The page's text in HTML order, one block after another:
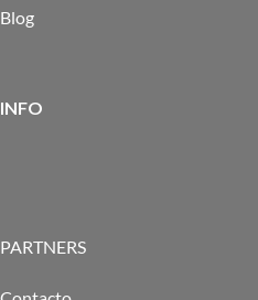
Blog
INFO
PARTNERS